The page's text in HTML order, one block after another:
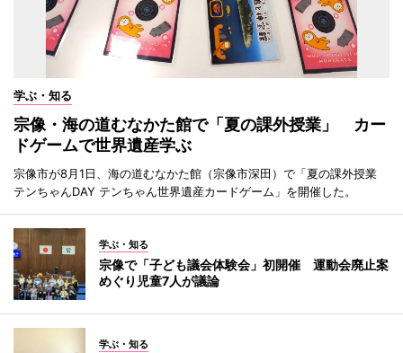
学ぶ・知る
宗像・海の道むなかた館で「夏の課外授業」 カー
ドゲームで世界遺産学ぶ
宗像市が8月1日、海の道むなかた館（宗像市深田）で「夏の課外授業
テンちゃんDAY テンちゃん世界遺産カードゲーム」を開催した。
学ぶ・知る
宗像で「子ども議会体験会」初開催 運動会廃止案
めぐり児童7人が議論
学ぶ・知る